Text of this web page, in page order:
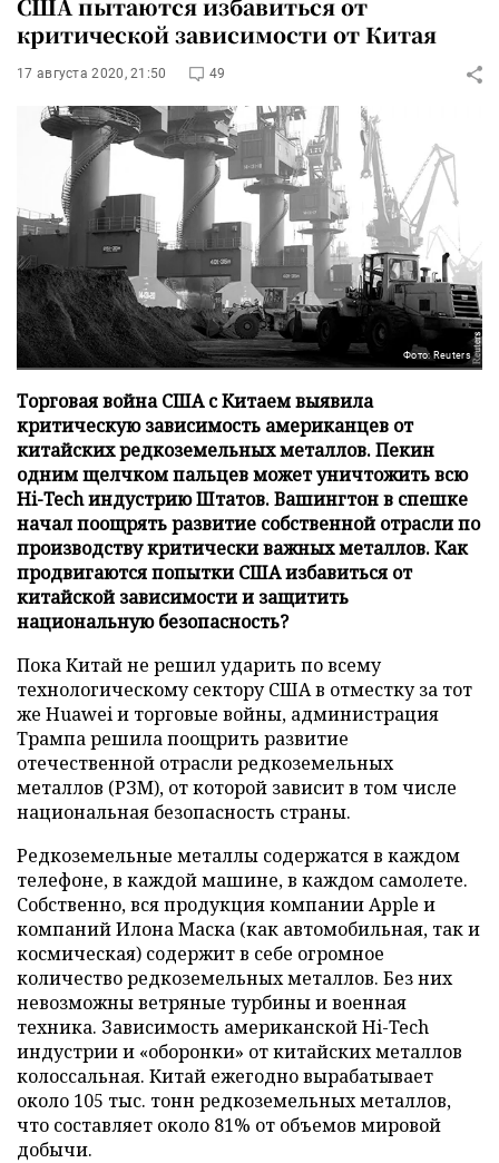
США пытаются избавиться от
критической зависимости от Китая
17 августа 2020, 21:50 49
Фото: Reuters
Торговая война США с Китаем выявила
критическую зависимость американцев от
китайских редкоземельных металлов. Пекин
одним щелчком пальцев может уничтожить всю
Hi-Tech индустрию Штатов. Вашингтон в спешке
начал поощрять развитие собственной отрасли по
производству критически важных металлов. Как
продвигаются попытки США избавиться от
китайской зависимости и защитить
национальную безопасность?
Пока Китай не решил ударить по всему
технологическому сектору США в отместку за тот
же Huawei и торговые войны, администрация
Трампа решила поощрить развитие
отечественной отрасли редкоземельных
металлов (РЗМ), от которой зависит в том числе
национальная безопасность страны.
Редкоземельные металлы содержатся в каждом
телефоне, в каждой машине, в каждом самолете.
Собственно, вся продукция компании Apple и
компаний Илона Маска (как автомобильная, так и
космическая) содержит в себе огромное
количество редкоземельных металлов. Без них
невозможны ветряные турбины и военная
техника. Зависимость американской Hi-Tech
индустрии и «оборонки» от китайских металлов
колоссальная. Китай ежегодно вырабатывает
около 105 тыс. тонн редкоземельных металлов,
что составляет около 81% от объемов мировой
добычи.